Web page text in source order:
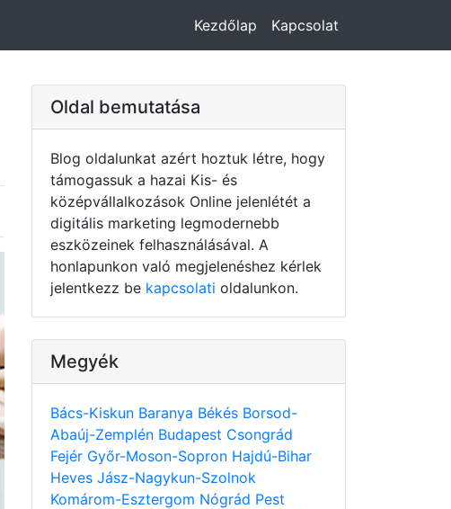
Kezdőlap Kapcsolat
Oldal bemutatása
Blog oldalunkat azért hoztuk létre, hogy
támogassuk a hazai Kis- és
középvállalkozások Online jelenlétét a
digitális marketing legmodernebb
eszközeinek felhasználásával. A
honlapunkon való megjelenéshez kérlek
jelentkezz be kapcsolati oldalunkon.
Megyék
Bács-Kiskun Baranya Békés Borsod-
Abaúj-Zemplén Budapest Csongrád
Fejér Győr-Moson-Sopron Hajdú-Bihar
Heves Jász-Nagykun-Szolnok
Komárom-Esztergom Nógrád Pest